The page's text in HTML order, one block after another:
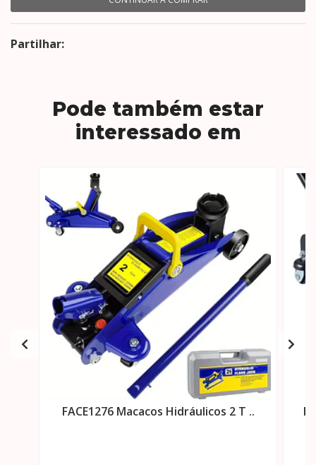
Partilhar:
Pode também estar
interessado em
FACE1276 Macacos Hidráulicos 2 T ..